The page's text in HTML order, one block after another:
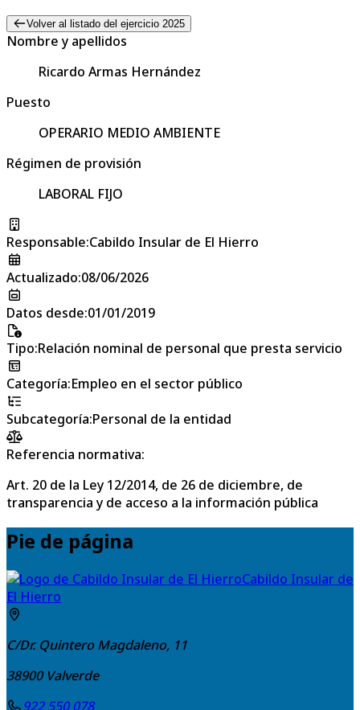
Volver al listado del ejercicio 2025
Nombre y apellidos
Ricardo Armas Hernández
Puesto
OPERARIO MEDIO AMBIENTE
Régimen de provisión
LABORAL FIJO
Responsable:Cabildo Insular de El Hierro
Actualizado:08/06/2026
Datos desde:01/01/2019
Tipo:Relación nominal de personal que presta servicio
Categoría:Empleo en el sector público
Subcategoría:Personal de la entidad
Referencia normativa:
Art. 20 de la Ley 12/2014, de 26 de diciembre, de
transparencia y de acceso a la información pública
Pie de página
Cabildo Insular de
El Hierro
C/Dr. Quintero Magdaleno, 11
38900 Valverde
922 550 078